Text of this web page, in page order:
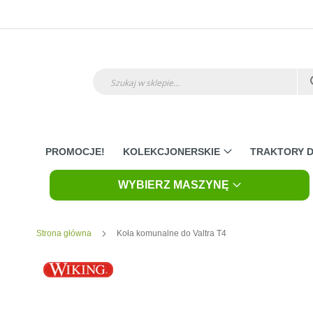
PROMOCJE! KOLEKCJONERSKIE TRAKTORY
WYBIERZ MASZYNĘ
Strona główna Koła komunalne do Valtra T4
Skip
to